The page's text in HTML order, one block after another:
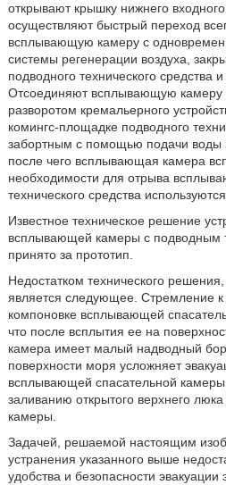
открывают крышку нижнего
осуществляют быстрый переход
всплывающую камеру с
системы регенерации воздуха,
подводного технического
Отсоединяют всплывающую камеру
разворотом кремальерного
комингс-площадке подводного
забортным с помощью подачи воды
после чего всплывающая камера
необходимости для отрыва
технического средства
Известное техническое решение
всплывающей камеры с подводным
принято за прототип.
Недостатком технического
является следующее. Стремление
компоновке всплывающей
что после всплытия ее на
камера имеет малый надводный
поверхности моря усложняет
всплывающей спасательной
заливанию открытого верхнего
камеры.
Задачей, решаемой настоящим
устранения указанного выше
удобства и безопасности